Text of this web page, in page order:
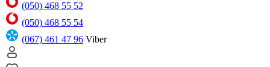
(050) 468 55 52
(050) 468 55 54
(067) 461 47 96 Viber